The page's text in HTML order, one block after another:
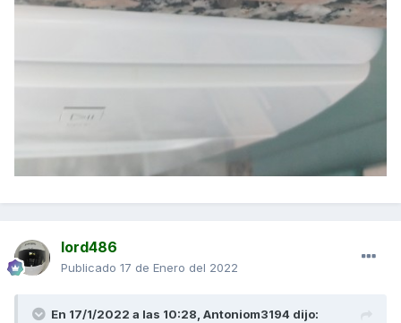
lord486
Publicado 17 de Enero del 2022
En 17/1/2022 a las 10:28, Antoniom3194 dijo: